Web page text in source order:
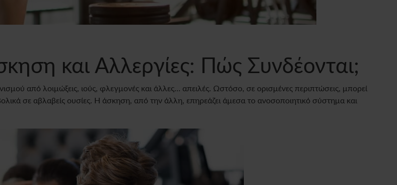
και Αλλεργίες: Πώς Συνδέονται;
από λοιμώξεις, ιούς, φλεγμονές και άλλες… απειλές. Ωστόσο, σε ορισμένες περιπτώσεις, μπορεί
σε αβλαβείς ουσίες. Η άσκηση, από την άλλη, επηρεάζει άμεσα το ανοσοποιητικό σύστημα και